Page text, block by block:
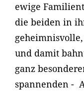
ewige
die beiden in
und damit
ganz
spannenden -